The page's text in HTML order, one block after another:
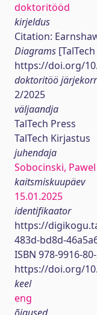
doktoritööd
kirjeldus
Citation:
Diagrams
https://doi.org/
doktoritöö
2/2025
väljaandja
TalTech Press
TalTech Kirjastus
juhendaja
Sobocinski,
kaitsmiskuupäev
15.01.2025
identifikaator
https://
483d-bd8d-
ISBN 978-9916-
https://doi.org/
keel
eng